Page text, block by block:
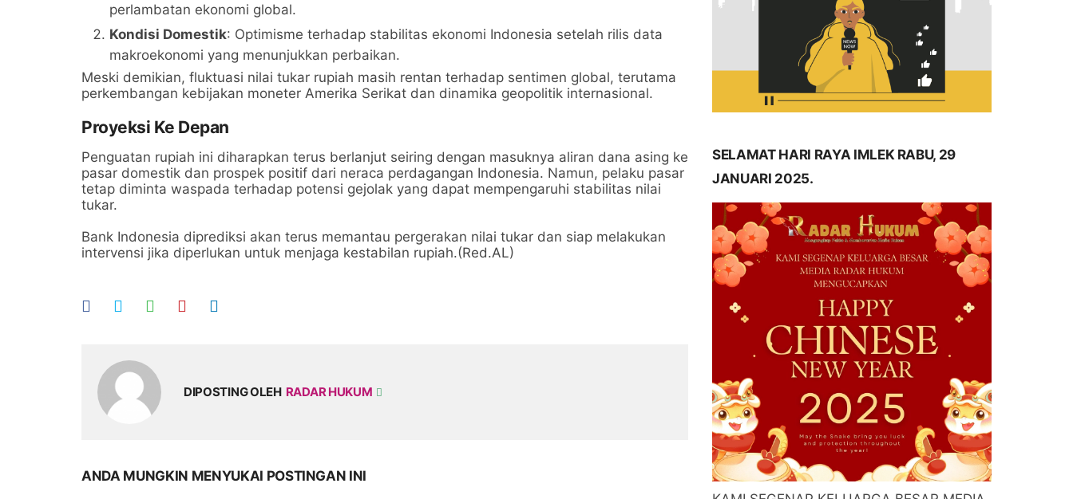
perlambatan ekonomi global.
Kondisi Domestik: Optimisme terhadap stabilitas ekonomi Indonesia setelah rilis data
makroekonomi yang menunjukkan perbaikan.
Meski demikian, fluktuasi nilai tukar rupiah masih rentan terhadap sentimen global, terutama
perkembangan kebijakan moneter Amerika Serikat dan dinamika geopolitik internasional.
Proyeksi Ke Depan
Penguatan rupiah ini diharapkan terus berlanjut seiring dengan masuknya aliran dana asing ke
pasar domestik dan prospek positif dari neraca perdagangan Indonesia. Namun, pelaku pasar
tetap diminta waspada terhadap potensi gejolak yang dapat mempengaruhi stabilitas nilai
tukar.
Bank Indonesia diprediksi akan terus memantau pergerakan nilai tukar dan siap melakukan
intervensi jika diperlukan untuk menjaga kestabilan rupiah.(Red.AL)
DIPOSTING OLEH RADAR HUKUM
ANDA MUNGKIN MENYUKAI POSTINGAN INI
SELAMAT HARI RAYA IMLEK RABU, 29
JANUARI 2025.